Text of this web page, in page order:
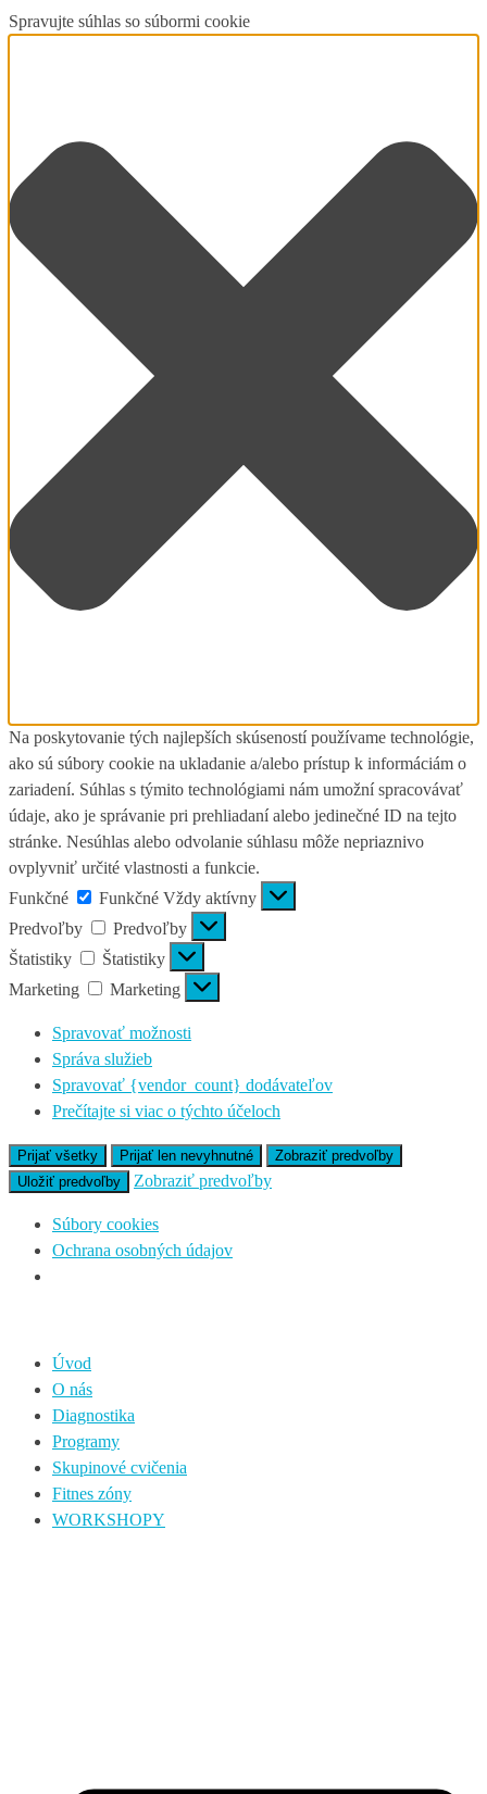
Spravujte súhlas so súbormi cookie
Na poskytovanie tých najlepších skúseností používame technológie,
ako sú súbory cookie na ukladanie a/alebo prístup k informáciám o
zariadení. Súhlas s týmito technológiami nám umožní spracovávať
údaje, ako je správanie pri prehliadaní alebo jedinečné ID na tejto
stránke. Nesúhlas alebo odvolanie súhlasu môže nepriaznivo
ovplyvniť určité vlastnosti a funkcie.
Funkčné
Funkčné Vždy aktívny
Predvoľby
Predvoľby
Štatistiky
Štatistiky
Marketing
Marketing
Spravovať možnosti
Správa služieb
Spravovať {vendor_count} dodávateľov
Prečítajte si viac o týchto účeloch
Prijať všetky Prijať len nevyhnutné
Zobraziť predvoľby
Uložiť predvoľby
Zobraziť predvoľby
Súbory cookies
Ochrana osobných údajov
Úvod
O nás
Diagnostika
Programy
Skupinové cvičenia
Fitnes zóny
WORKSHOPY